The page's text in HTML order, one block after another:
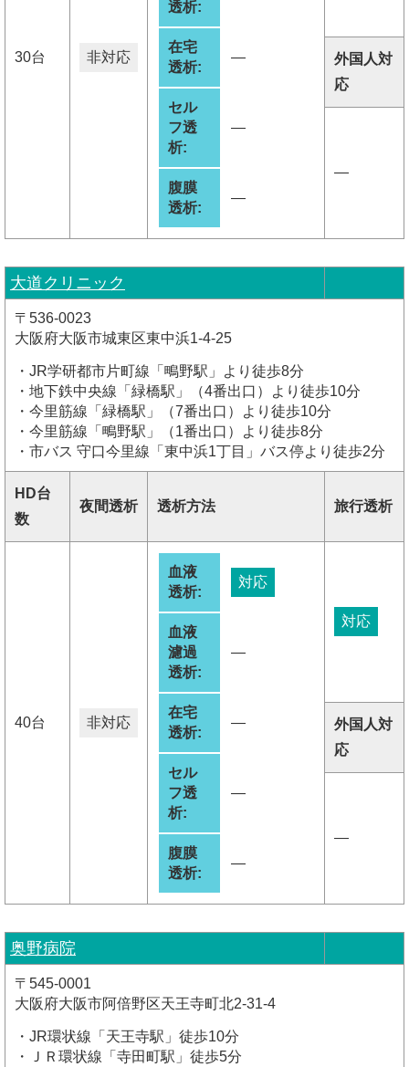
30台 非対応
透析:
在宅
透析:
―
セル
フ透
析:
―
腹膜
透析:
―
外国人対
応
―
大道クリニック
〒536-0023
大阪府大阪市城東区東中浜1-4-25
・JR学研都市片町線「鴫野駅」より徒歩8分
・地下鉄中央線「緑橋駅」（4番出口）より徒歩10分
・今里筋線「緑橋駅」（7番出口）より徒歩10分
・今里筋線「鴫野駅」（1番出口）より徒歩8分
・市バス 守口今里線「東中浜1丁目」バス停より徒歩2分
HD台
数
夜間透析 透析方法 旅行透析
40台 非対応
血液
透析:
対応
血液
濾過
透析:
―
在宅
透析:
―
セル
フ透
析:
―
腹膜
透析:
―
対応
外国人対
応
―
奥野病院
〒545-0001
大阪府大阪市阿倍野区天王寺町北2-31-4
・JR環状線「天王寺駅」徒歩10分
・ＪＲ環状線「寺田町駅」徒歩5分